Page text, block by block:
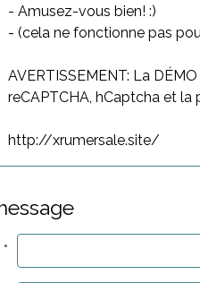
- Amusez-vous bien! :)
- (cela ne fonctionne pas
AVERTISSEMENT: La
reCAPTCHA, hCaptcha et
http://xrumersale.site/